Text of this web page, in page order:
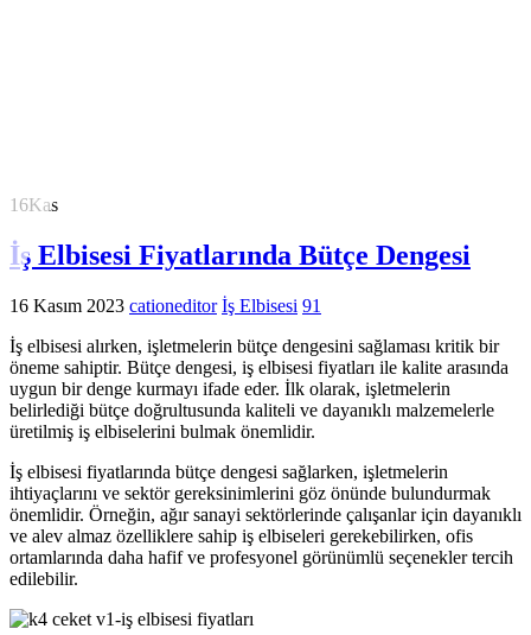
16Kas
İş Elbisesi Fiyatlarında Bütçe Dengesi
16 Kasım 2023 cationeditor İş Elbisesi 91
İş elbisesi alırken, işletmelerin bütçe dengesini sağlaması kritik bir
öneme sahiptir. Bütçe dengesi, iş elbisesi fiyatları ile kalite arasında
uygun bir denge kurmayı ifade eder. İlk olarak, işletmelerin
belirlediği bütçe doğrultusunda kaliteli ve dayanıklı malzemelerle
üretilmiş iş elbiselerini bulmak önemlidir.
İş elbisesi fiyatlarında bütçe dengesi sağlarken, işletmelerin
ihtiyaçlarını ve sektör gereksinimlerini göz önünde bulundurmak
önemlidir. Örneğin, ağır sanayi sektörlerinde çalışanlar için dayanıklı
ve alev almaz özelliklere sahip iş elbiseleri gerekebilirken, ofis
ortamlarında daha hafif ve profesyonel görünümlü seçenekler tercih
edilebilir.